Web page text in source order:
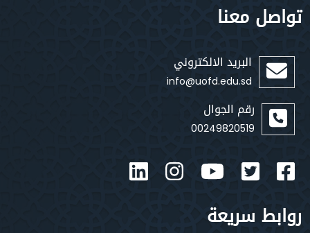
معنا
البريد الالكتروني
info@uofd.edu.sd
رقم الجوال
00249820519
سريعة